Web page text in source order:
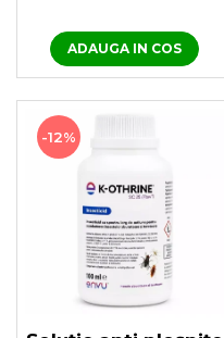
ADAUGA IN COS
-12%